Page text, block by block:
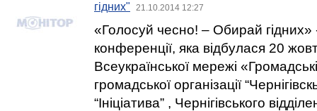
гідних"
21.10.2014 12:27
«Голосуй чесно! – Обирай гідних»
конференції, яка відбулася 20
Всеукраїнської мережі
громадської організації
“Ініціатива” , Чернігівського